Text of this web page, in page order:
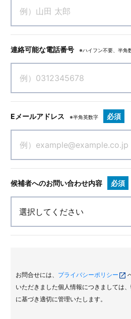
連絡可能な電話番号 ※ハイフン不要、半角
Eメールアドレス ※半角英数字 必須
候補者へのお問い合わせ内容 必須
お問合せには、 プライバシーポリシー
いただきました個人情報につきましては
に基づき適切に管理いたします。